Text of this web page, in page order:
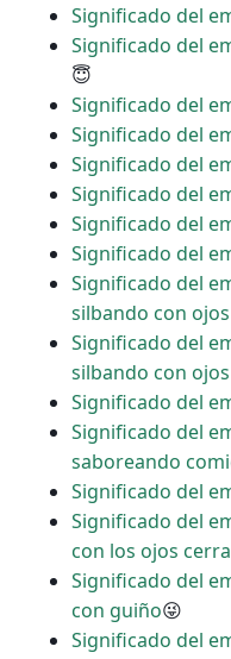
Significado del
Significado del
😇
Significado del
Significado del
Significado del
Significado del
Significado del
Significado del
Significado del
silbando con
Significado del
silbando con
Significado del
Significado del
saboreando
Significado del
Significado del
con los ojos
Significado del
con guiño😜
Significado del